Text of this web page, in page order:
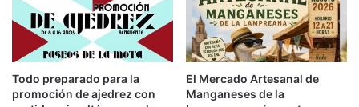
Todo preparado para la
promoción de ajedrez con
El Mercado Artesanal de
Manganeses de la